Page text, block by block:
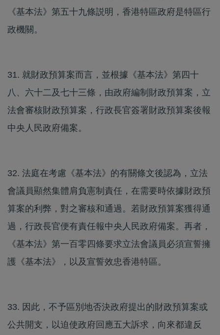
《基本法》第五十九條説明，香港特區政府是特區行
政機關。
31. 就財政預算案而言，並根據《基本法》第四十
八、六十二及七十三條，由政府編制財政預算案，立
法會審核財政預算案，行政長官簽署財政預算案後報
中央人民政府備案。
32. 法庭在考慮《基本法》的有關條文後認為，立法
會議員顯然集體肩負憲制責任，在需要時依據財政預
算案的利弊，對之審核和通過。若財政預算案獲得通
過，行政長官便有責任報中央人民政府備案。再者，
《基本法》第一百零四條要求立法會議員必須宣誓擁
護《基本法》，以及宣誓效忠香港特區。
33. 因此，不予區別地否決政府提出的財政預算案或
公共開支，以迫使政府回應五大訴求，向來都違反